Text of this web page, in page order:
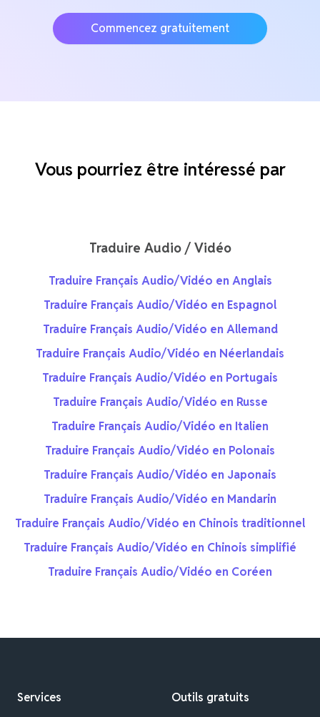
Commencez gratuitement
Vous pourriez être intéressé par
Traduire Audio / Vidéo
Traduire Français Audio/Vidéo en Anglais
Traduire Français Audio/Vidéo en Espagnol
Traduire Français Audio/Vidéo en Allemand
Traduire Français Audio/Vidéo en Néerlandais
Traduire Français Audio/Vidéo en Portugais
Traduire Français Audio/Vidéo en Russe
Traduire Français Audio/Vidéo en Italien
Traduire Français Audio/Vidéo en Polonais
Traduire Français Audio/Vidéo en Japonais
Traduire Français Audio/Vidéo en Mandarin
Traduire Français Audio/Vidéo en Chinois traditionnel
Traduire Français Audio/Vidéo en Chinois simplifié
Traduire Français Audio/Vidéo en Coréen
Services Outils gratuits